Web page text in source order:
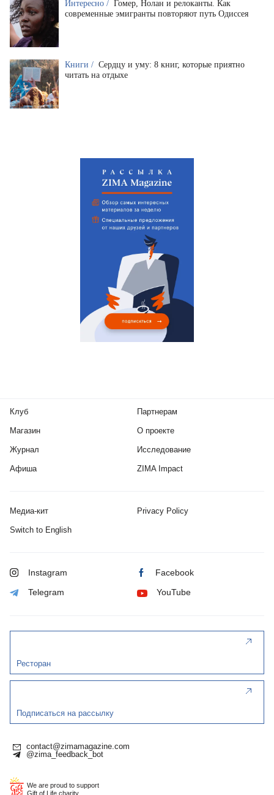
Интересно / Гомер, Нолан и релоканты. Как
современные эмигранты повторяют путь Одиссея
Книги / Сердцу и уму: 8 книг, которые приятно
читать на отдыхе
Клуб
Магазин
Журнал
Афиша
Партнерам
О проекте
Исследование
ZIMA Impact
Медиа-кит Privacy Policy
Switch to English
Instagram Facebook
Telegram YouTube
Ресторан
Подписаться на рассылку
contact@zimamagazine.com
@zima_feedback_bot
We are proud to support
Gift of Life charity